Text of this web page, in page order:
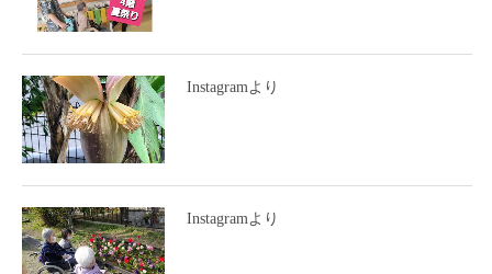
Instagramより
Instagramより